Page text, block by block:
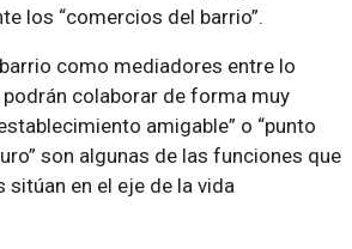
los “comercios del barrio”.
como mediadores entre lo
colaborar de forma muy
amigable” o “punto
son algunas de las funciones que
sitúan en el eje de la vida